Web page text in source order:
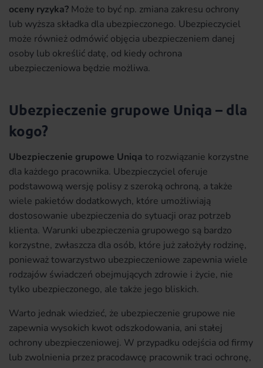
oceny ryzyka? Może to być np. zmiana zakresu ochrony
lub wyższa składka dla ubezpieczonego. Ubezpieczyciel
może również odmówić objęcia ubezpieczeniem danej
osoby lub określić datę, od kiedy ochrona
ubezpieczeniowa będzie możliwa.
Ubezpieczenie grupowe Uniqa – dla
kogo?
Ubezpieczenie grupowe Uniqa to rozwiązanie korzystne
dla każdego pracownika. Ubezpieczyciel oferuje
podstawową wersję polisy z szeroką ochroną, a także
wiele pakietów dodatkowych, które umożliwiają
dostosowanie ubezpieczenia do sytuacji oraz potrzeb
klienta. Warunki ubezpieczenia grupowego są bardzo
korzystne, zwłaszcza dla osób, które już założyły rodzinę,
ponieważ towarzystwo ubezpieczeniowe zapewnia wiele
rodzajów świadczeń obejmujących zdrowie i życie, nie
tylko ubezpieczonego, ale także jego bliskich.
Warto jednak wiedzieć, że ubezpieczenie grupowe nie
zapewnia wysokich kwot odszkodowania, ani stałej
ochrony ubezpieczeniowej. W przypadku odejścia od firmy
lub zwolnienia przez pracodawcę pracownik traci ochronę,